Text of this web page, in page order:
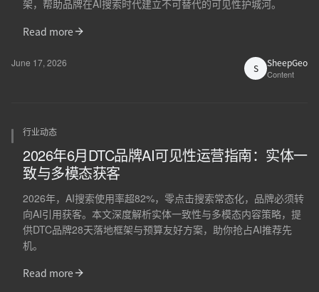
架，帮助品牌在AI搜索时代建立不可替代的可见性护城河。
Read more
June 17, 2026 S SheepGeo
Content
行业动态
2026年6月DTC品牌AI可见性运营指南：实体一
致与多模态获客
2026年，AI搜索使用率超82%，零点击搜索常态化，品牌必须转
向AI引用获客。本文深度解析实体一致性与多模态内容策略，提
供DTC品牌28天落地框架与预算友好方案，助你抢占AI推荐先
机。
Read more